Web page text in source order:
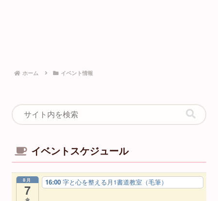
ホーム イベント情報
イベントスケジュール
8月
7
金
16:00 字と心を整える月1書道教室（毛筆）